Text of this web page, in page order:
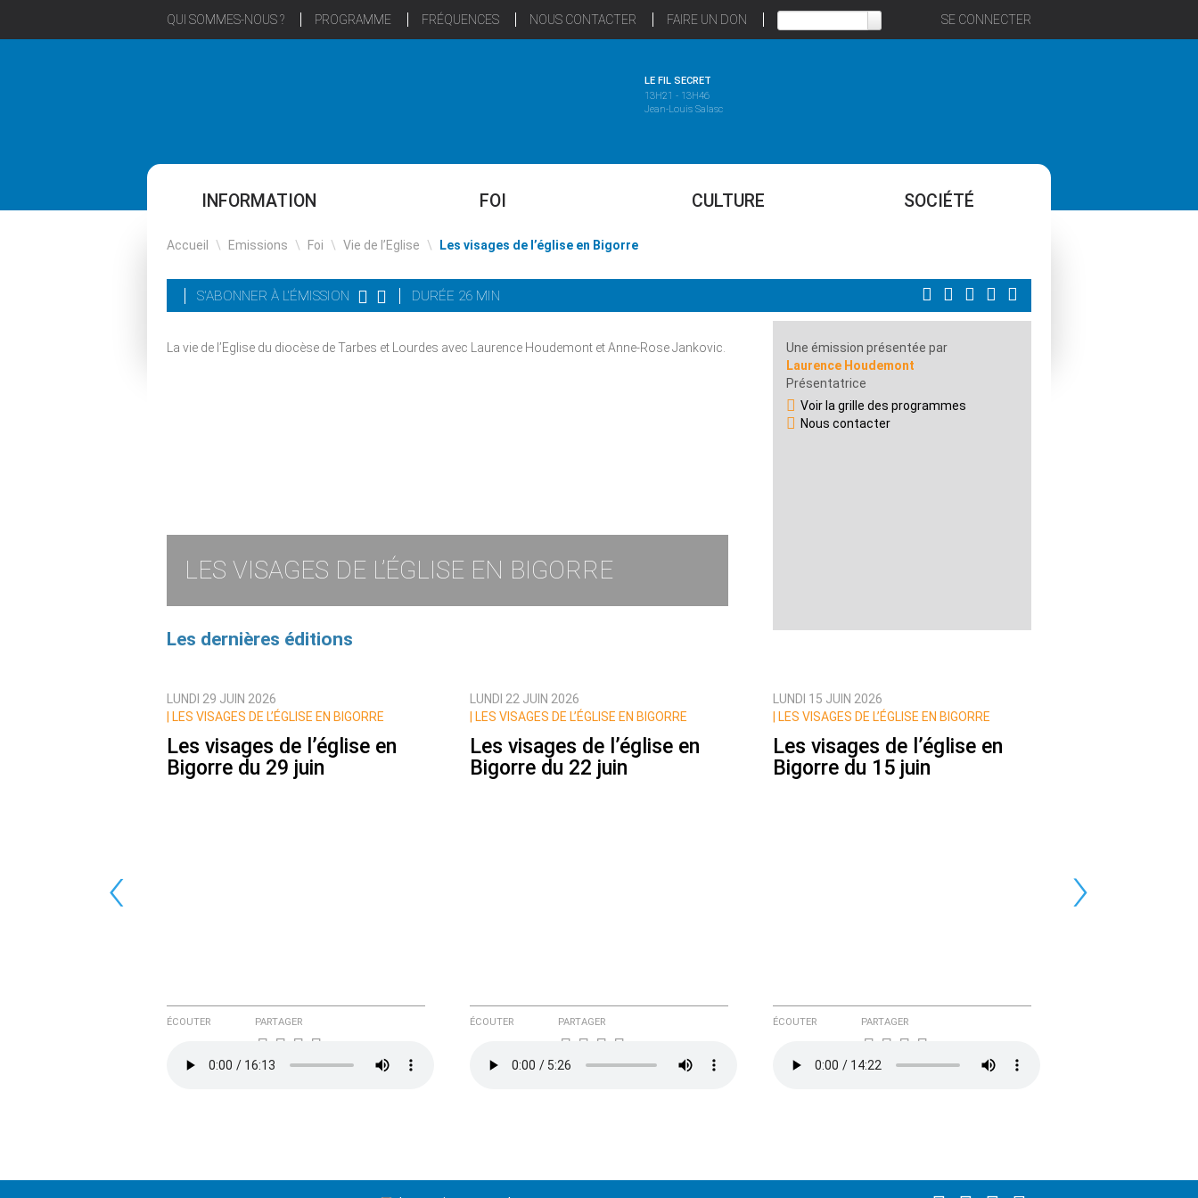
QUI SOMMES-NOUS ? PROGRAMME FRÉQUENCES NOUS CONTACTER FAIRE UN DON SE CONNECTER
LE FIL SECRET
13H21 - 13H46
Jean-Louis Salasc
INFORMATION FOI CULTURE SOCIÉTÉ
Accueil \ Emissions \ Foi \ Vie de l’Eglise \ Les visages de l’église en Bigorre
S'ABONNER À L'ÉMISSION DURÉE 26 MIN
LES VISAGES DE L’ÉGLISE EN BIGORRE
La vie de l’Eglise du diocèse de Tarbes et Lourdes avec Laurence Houdemont et Anne-Rose Jankovic.
Une émission présentée par
Laurence Houdemont
Présentatrice
Voir la grille des programmes
Nous contacter
Les dernières éditions
‹ ›
LUNDI 29 JUIN 2026
LES VISAGES DE L’ÉGLISE EN BIGORRE
Les visages de l’église en
Bigorre du 29 juin
ÉCOUTER PARTAGER
LUNDI 22 JUIN 2026
LES VISAGES DE L’ÉGLISE EN BIGORRE
Les visages de l’église en
Bigorre du 22 juin
ÉCOUTER PARTAGER
LUNDI 15 JUIN 2026
LES VISAGES DE L’ÉGLISE EN BIGORRE
Les visages de l’église en
Bigorre du 15 juin
ÉCOUTER PARTAGER